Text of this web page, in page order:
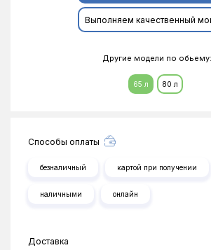
Выполняем качественный
Другие модели по обьему:
65 л 80 л
Способы оплаты
безналичный картой при получении
наличными онлайн
Доставка